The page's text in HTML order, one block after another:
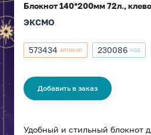
Блокнот 140*200мм 72л.,
ЭКСМО
Артикул
573434 АРТИКУЛ
Артикул
230086 КОД
Добавить в заказ
Удобный и стильный блокнот